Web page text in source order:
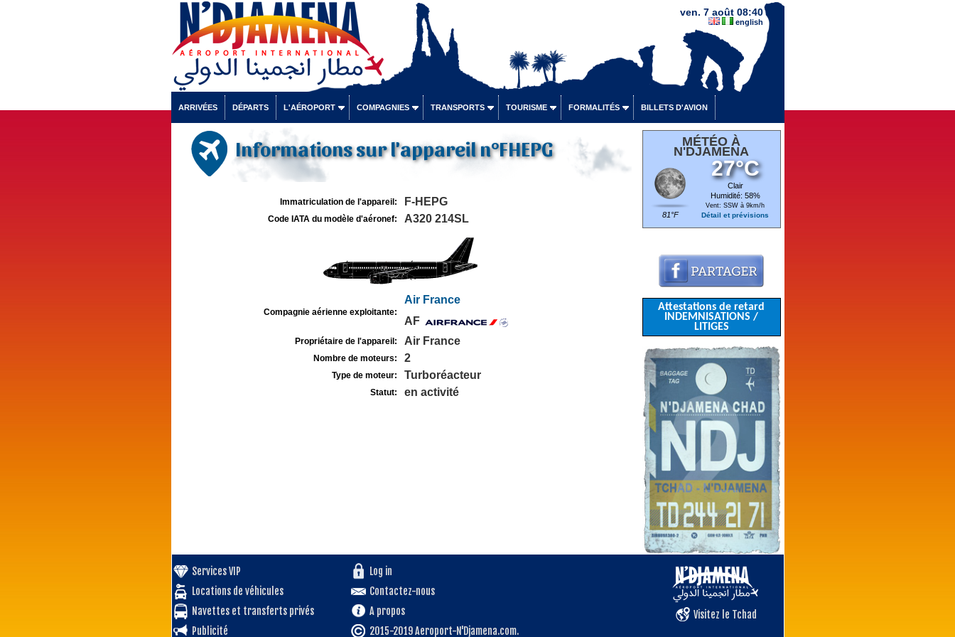
ven. 7 août 08:40
english
ARRIVÉES DÉPARTS L'AÉROPORT COMPAGNIES TRANSPORTS TOURISME FORMALITÉS BILLETS D'AVION
Informations sur l'appareil n°FHEPG
Immatriculation de l'appareil: F-HEPG
Code IATA du modèle d'aéronef: A320 214SL
Compagnie aérienne exploitante:
Air France
AF
Propriétaire de l'appareil: Air France
Nombre de moteurs: 2
Type de moteur: Turboréacteur
Statut: en activité
MÉTÉO À
N'DJAMENA
81°F
27°C
Clair
Humidité: 58%
Vent: SSW à 9km/h
Détail et prévisions
Attestations de retard
INDEMNISATIONS /
LITIGES
Services VIP
Locations de véhicules
Navettes et transferts privés
Publicité
Log in
Contactez-nous
A propos
2015-2019 Aeroport-N'Djamena.com.
Visitez le Tchad